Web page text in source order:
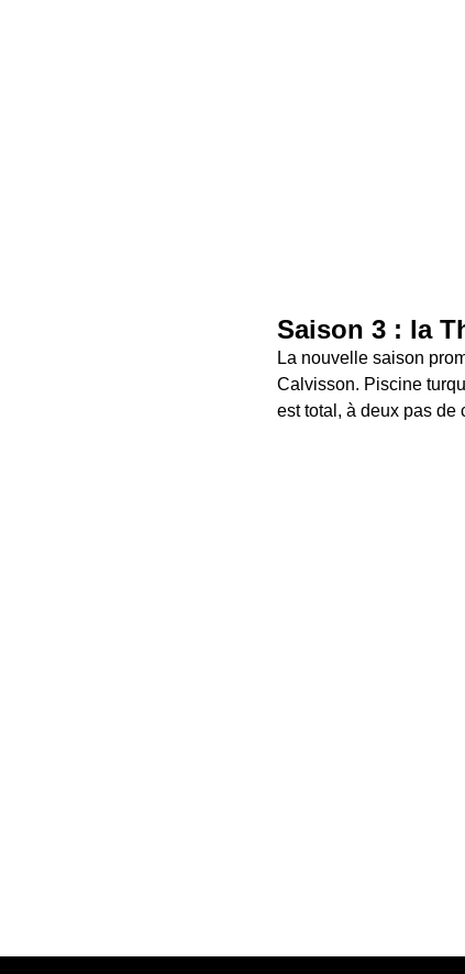
Saison 3 : la
La nouvelle saison
Calvisson. Piscine
est total, à deux pas de